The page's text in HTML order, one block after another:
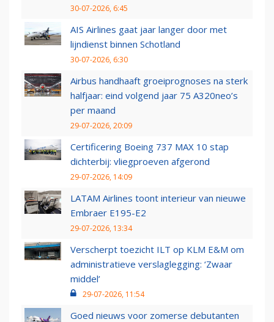
30-07-2026, 6:45
AIS Airlines gaat jaar langer door met
lijndienst binnen Schotland
30-07-2026, 6:30
Airbus handhaaft groeiprognoses na sterk
halfjaar: eind volgend jaar 75 A320neo’s
per maand
29-07-2026, 20:09
Certificering Boeing 737 MAX 10 stap
dichterbij: vliegproeven afgerond
29-07-2026, 14:09
LATAM Airlines toont interieur van nieuwe
Embraer E195-E2
29-07-2026, 13:34
Verscherpt toezicht ILT op KLM E&M om
administratieve verslaglegging: ‘Zwaar
middel’
29-07-2026, 11:54
Goed nieuws voor zomerse debutanten